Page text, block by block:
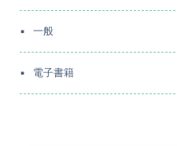
一般
電子書籍